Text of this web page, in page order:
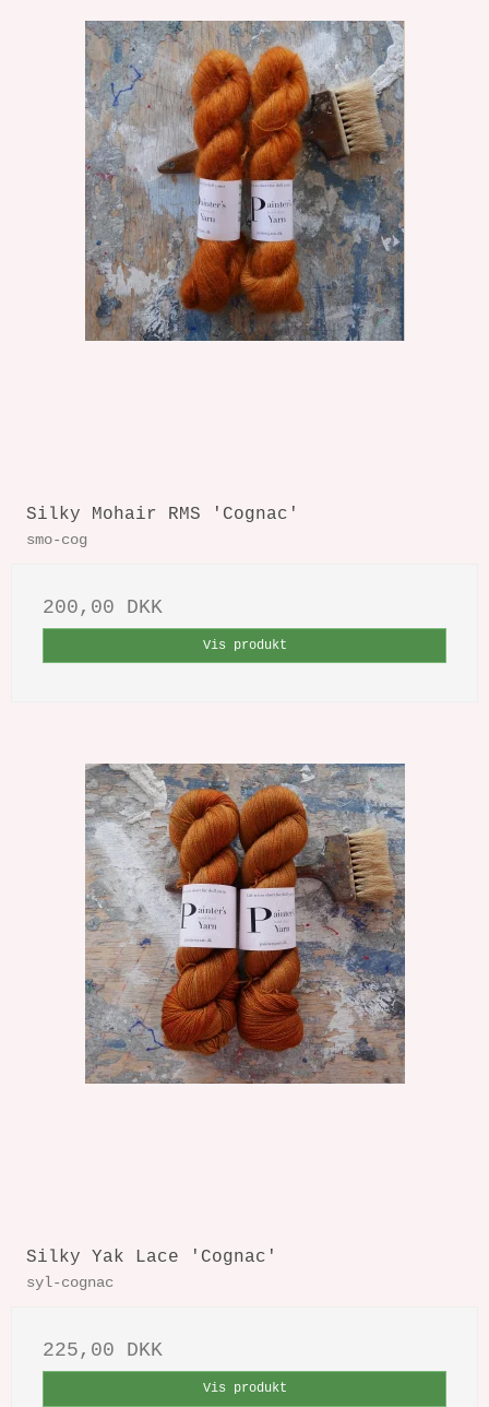
Silky Mohair RMS 'Cognac'
smo-cog
200,00 DKK
Vis produkt
Silky Yak Lace 'Cognac'
syl-cognac
225,00 DKK
Vis produkt